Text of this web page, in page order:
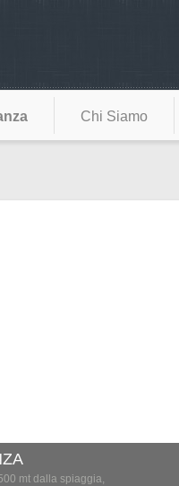
Chi Siamo
mt dalla spiaggia,